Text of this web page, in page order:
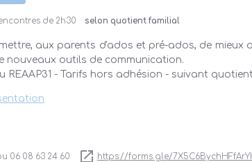
de 2h30 selon quotient familial
aux parents d'ados et pré-ados, de mieux
nouveaux outils de communication.
REAAP31 - Tarifs hors adhésion - suivant
06 08 63 24 60 https://forms.gle/